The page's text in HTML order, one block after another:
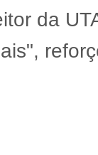
da